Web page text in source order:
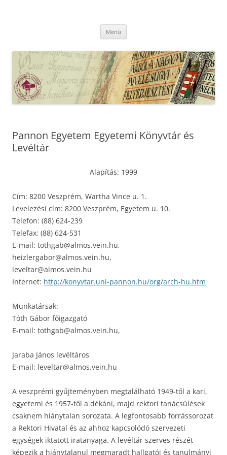
Menü
Pannon Egyetem Egyetemi Könyvtár és
Levéltár
Alapítás: 1999
Cím: 8200 Veszprém, Wartha Vince u. 1.
Levelezési cím: 8200 Veszprém, Egyetem u. 10.
Telefon: (88) 624-239
Telefax: (88) 624-531
E-mail: tothgab@almos.vein.hu,
heizlergabor@almos.vein.hu,
leveltar@almos.vein.hu
Internet: http://konyvtar.uni-pannon.hu/org/arch-hu.htm
Munkatársak:
Tóth Gábor főigazgató
E-mail: tothgab@almos.vein.hu,
Jaraba János levéltáros
E-mail: leveltar@almos.vein.hu
A veszprémi gyűjteményben megtalálható 1949-től a kari,
egyetemi és 1957-től a dékáni, majd rektori tanácsülések
csaknem hiánytalan sorozata. A legfontosabb forrássorozat
a Rektori Hivatal és az ahhoz kapcsolódó szervezeti
egységek iktatott iratanyaga. A levéltár szerves részét
képezik a hiánytalanul megmaradt hallgatói és tanulmányi